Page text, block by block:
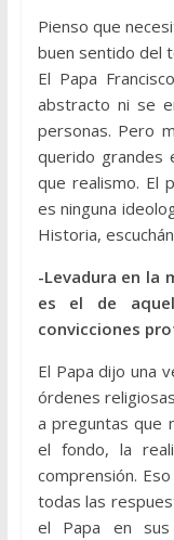
Pienso que
buen sentido del
El Papa
abstracto ni se
personas. Pero
querido grandes
que realismo. El
es ninguna
Historia,
-Levadura en la
es el de
convicciones
El Papa dijo una
órdenes
a preguntas que
el fondo, la
comprensión.
todas las
el Papa en sus